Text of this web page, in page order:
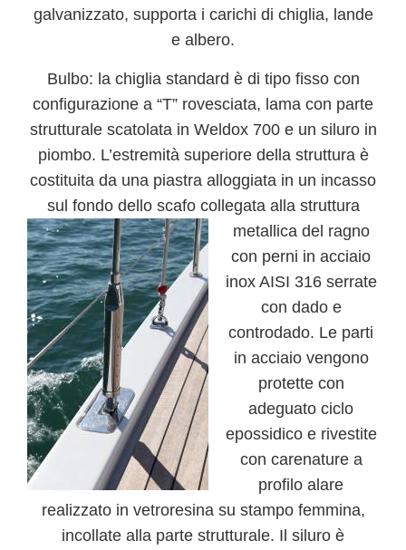
galvanizzato, supporta i carichi di chiglia, lande
e albero.
Bulbo: la chiglia standard è di tipo fisso con
configurazione a “T” rovesciata, lama con parte
strutturale scatolata in Weldox 700 e un siluro in
piombo. L’estremità superiore della struttura è
costituita da una piastra alloggiata in un incasso
sul fondo dello scafo collegata alla struttura
metallica del ragno
con perni in acciaio
inox AISI 316 serrate
con dado e
controdado. Le parti
in acciaio vengono
protette con
adeguato ciclo
epossidico e rivestite
con carenature a
profilo alare
realizzato in vetroresina su stampo femmina,
incollate alla parte strutturale. Il siluro è